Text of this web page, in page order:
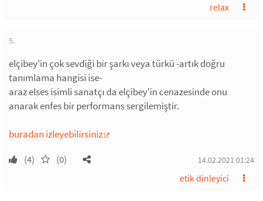
relax
5.
elçibey'in çok sevdiği bir şarkı veya türkü -artık doğru
tanımlama hangisi ise-
araz elses isimli sanatçı da elçibey'in cenazesinde onu
anarak enfes bir performans sergilemiştir.
buradan izleyebilirsiniz
(4) (0) 14.02.2021 01:24
etik dinleyici